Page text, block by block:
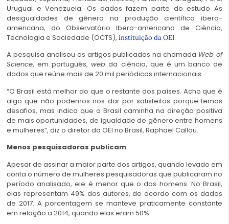
Uruguai e Venezuela. Os dados fazem parte do estudo As
desigualdades de gênero na produção científica ibero-
americana, do Observatório Ibero-americano de Ciência,
Tecnologia e Sociedade (OCTS), instituição da OEI.
A pesquisa analisou os artigos publicados na chamada Web of
Science, em português,web da ciência, que é um banco de
dados que reúne mais de 20 mil periódicos internacionais.
“O Brasil está melhor do que o restante dos países. Acho que é
algo que não podemos nos dar por satisfeitos porque temos
desafios, mas indica que o Brasil caminha na direção positiva
de mais oportunidades, de igualdade de gênero entre homens
e mulheres”, diz o diretor da OEI no Brasil, Raphael Callou.
Menos pesquisadoras publicam
Apesar de assinar a maior parte dos artigos, quando levado em
conta o número de mulheres pesquisadoras que publicaram no
período analisado, ele é menor que o dos homens. No Brasil,
elas representam 49% dos autores, de acordo com os dados
de 2017. A porcentagem se manteve praticamente constante
em relação a 2014, quando elas eram 50%.